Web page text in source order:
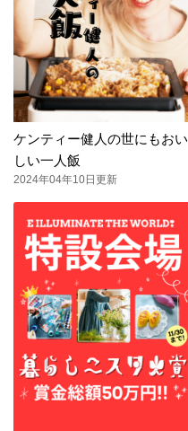
ケンティー健人の世にもおい
しい一人飯
2024年04年10日更新